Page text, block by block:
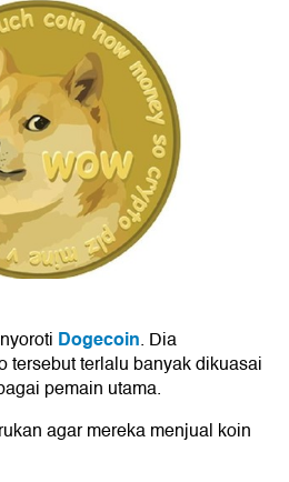
Dogecoin. Dia
tersebut terlalu banyak dikuasai
pemain utama.
agar mereka menjual koin